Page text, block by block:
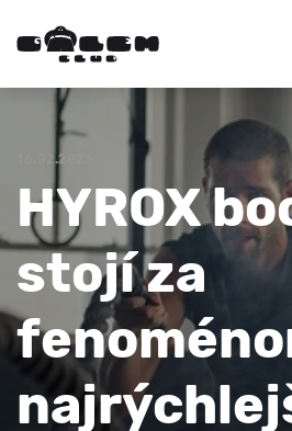
16.02.2026
HYROX
stojí za